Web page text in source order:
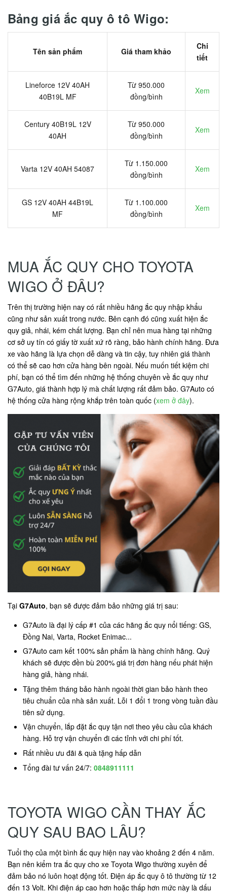
Bảng giá ắc quy ô tô Wigo:
Tên sản phẩm Giá tham khảo
Chi
tiết
Lineforce 12V 40AH
40B19L MF
Từ 950.000
đồng/bình
Xem
Century 40B19L 12V
40AH
Từ 950.000
đồng/bình
Xem
Varta 12V 40AH 54087
Từ 1.150.000
đồng/bình
Xem
GS 12V 40AH 44B19L
MF
Từ 1.100.000
đồng/bình
Xem
MUA ẮC QUY CHO TOYOTA
WIGO Ở ĐÂU?
Trên thị trường hiện nay có rất nhiều hãng ắc quy nhập khẩu
cũng như sản xuất trong nước. Bên cạnh đó cũng xuất hiện ắc
quy giả, nhái, kém chất lượng. Bạn chỉ nên mua hàng tại những
cơ sở uy tín có giấy tờ xuất xứ rõ ràng, bảo hành chính hãng. Đưa
xe vào hãng là lựa chọn dễ dàng và tin cậy, tuy nhiên giá thành
có thể sẽ cao hơn cửa hàng bên ngoài. Nếu muốn tiết kiệm chi
phí, bạn có thể tìm đến những hệ thống chuyên về ắc quy như
G7Auto, giá thành hợp lý mà chất lượng rất đảm bảo. G7Auto có
hệ thống cửa hàng rộng khắp trên toàn quốc (xem ở đây).
Tại G7Auto, bạn sẽ được đảm bảo những giá trị sau:
G7Auto là đại lý cấp #1 của các hãng ắc quy nổi tiếng: GS,
Đồng Nai, Varta, Rocket Enimac...
G7Auto cam kết 100% sản phẩm là hàng chính hãng. Quý
khách sẽ được đền bù 200% giá trị đơn hàng nếu phát hiện
hàng giả, hàng nhái.
Tặng thêm tháng bảo hành ngoài thời gian bảo hành theo
tiêu chuẩn của nhà sản xuất. Lỗi 1 đổi 1 trong vòng tuần đầu
tiên sử dụng.
Vận chuyển, lắp đặt ắc quy tận nơi theo yêu cầu của khách
hàng. Hỗ trợ vận chuyển đi các tỉnh với chi phí tốt.
Rất nhiều ưu đãi & quà tặng hấp dẫn
Tổng đài tư vấn 24/7: 0848911111
TOYOTA WIGO CẦN THAY ẮC
QUY SAU BAO LÂU?
Tuổi thọ của một bình ắc quy hiện nay vào khoảng 2 đến 4 năm.
Bạn nên kiểm tra ắc quy cho xe Toyota Wigo thường xuyên để
đảm bảo nó luôn hoạt động tốt. Điện áp ắc quy ô tô thường từ 12
đến 13 Volt. Khi điện áp cao hơn hoặc thấp hơn mức này là dấu